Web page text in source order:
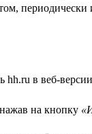
hh.ru в веб-
на кнопку